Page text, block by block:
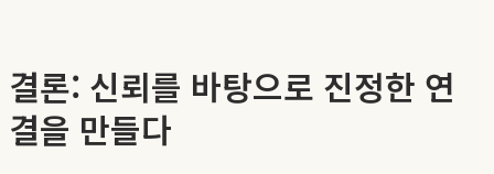
결론: 신뢰를 바탕으로 진정한 연
결을 만들다